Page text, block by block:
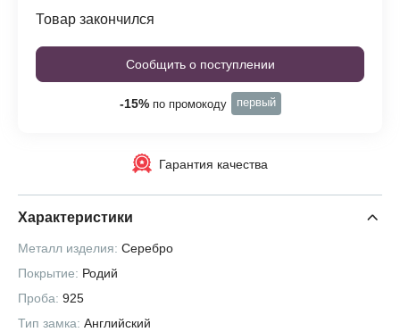
Товар закончился
Сообщить о поступлении
-15%по промокоду первый
Гарантия качества
Характеристики
Металл изделия: Серебро
Покрытие: Родий
Проба: 925
Тип замка: Английский